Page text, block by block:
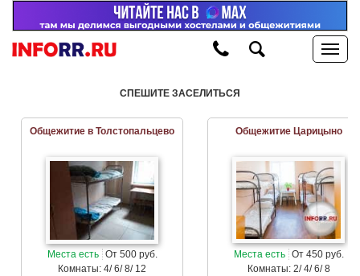
СПЕШИТЕ ЗАСЕЛИТЬСЯ
Общежитие в Толстопальцево
Места есть От 500 руб.
Комнаты: 4/ 6/ 8/ 12
Общежитие Царицыно
Места есть От 450 руб.
Комнаты: 2/ 4/ 6/ 8